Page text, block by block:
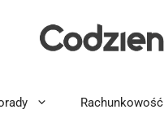
Rachunkowość